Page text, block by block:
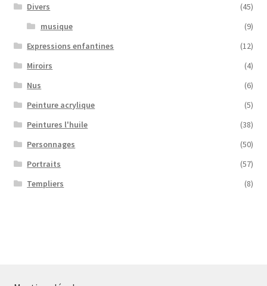
Divers
(45)
musique
(9)
Expressions enfantines
(12)
Miroirs
(4)
Nus
(6)
Peinture acrylique
(5)
Peintures l'huile
(38)
Personnages
(50)
Portraits
(57)
Templiers
(8)